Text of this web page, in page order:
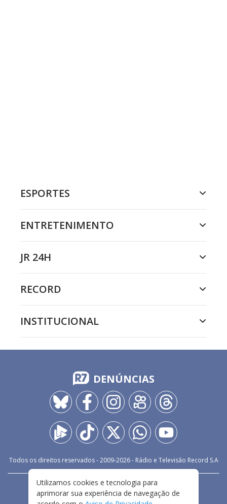
ESPORTES
ENTRETENIMENTO
JR 24H
RECORD
INSTITUCIONAL
DENÚNCIAS
Todos os direitos reservados - 2009-2026- Rádio e Televisão Record S.A
FALE CONOSCO
PRIVACIDADE
TERMOS E CONDIÇÕES DE USO
Utilizamos cookies e tecnologia para
aprimorar sua experiência de navegação de